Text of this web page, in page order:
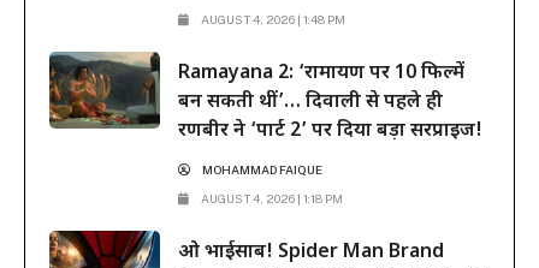
AUGUST 4, 2026 | 1:48 PM
Ramayana 2: ‘रामायण पर 10 फिल्में
बन सकती थीं’… दिवाली से पहले ही
रणबीर ने ‘पार्ट 2’ पर दिया बड़ा सरप्राइज!
MOHAMMAD FAIQUE
AUGUST 4, 2026 | 1:18 PM
ओ भाईसाब! Spider Man Brand